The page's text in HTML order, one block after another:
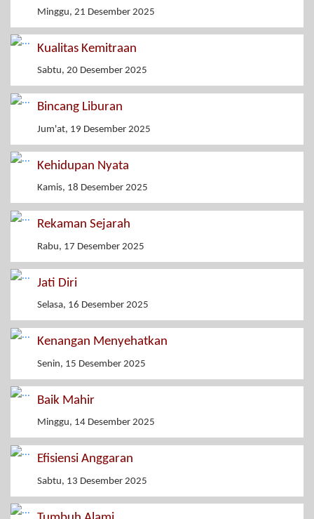
Minggu, 21 Desember 2025
Kualitas Kemitraan
Sabtu, 20 Desember 2025
Bincang Liburan
Jum'at, 19 Desember 2025
Kehidupan Nyata
Kamis, 18 Desember 2025
Rekaman Sejarah
Rabu, 17 Desember 2025
Jati Diri
Selasa, 16 Desember 2025
Kenangan Menyehatkan
Senin, 15 Desember 2025
Baik Mahir
Minggu, 14 Desember 2025
Efisiensi Anggaran
Sabtu, 13 Desember 2025